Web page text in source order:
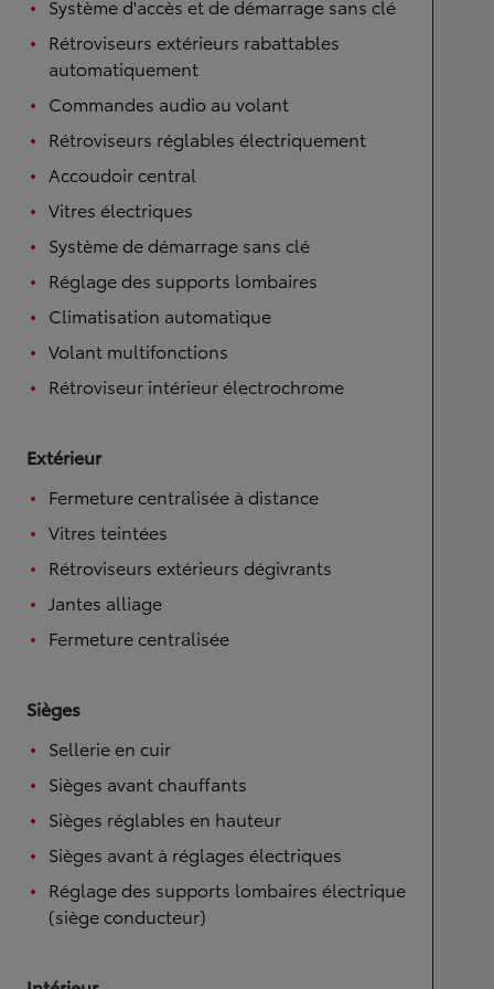
Système d'accès et de démarrage sans clé
Rétroviseurs extérieurs rabattables
automatiquement
Commandes audio au volant
Rétroviseurs réglables électriquement
Accoudoir central
Vitres électriques
Système de démarrage sans clé
Réglage des supports lombaires
Climatisation automatique
Volant multifonctions
Rétroviseur intérieur électrochrome
Extérieur
Fermeture centralisée à distance
Vitres teintées
Rétroviseurs extérieurs dégivrants
Jantes alliage
Fermeture centralisée
Sièges
Sellerie en cuir
Sièges avant chauffants
Sièges réglables en hauteur
Sièges avant à réglages électriques
Réglage des supports lombaires électrique
(siège conducteur)